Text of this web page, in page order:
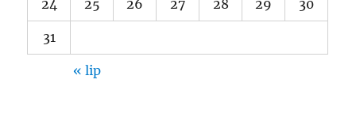
24 25 26 27 28 29 30
31
« lip